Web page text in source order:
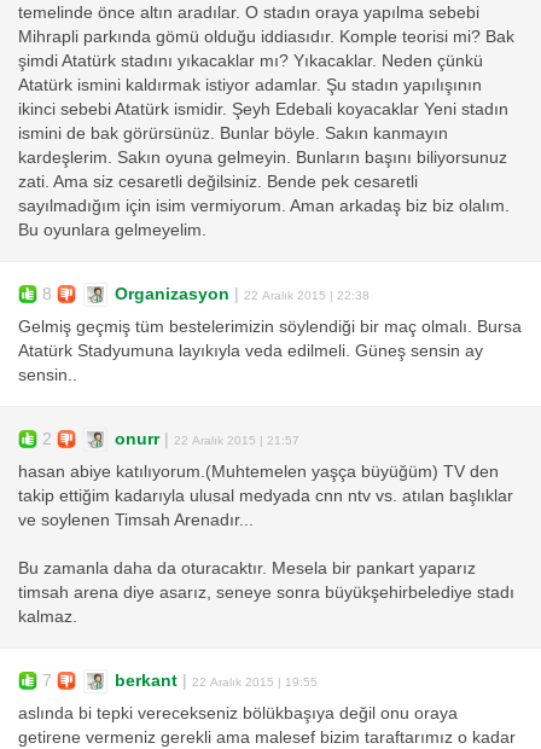
temelinde önce altın aradılar. O stadın oraya yapılma sebebi
Mihrapli parkında gömü olduğu iddiasıdır. Komple teorisi mi? Bak
şimdi Atatürk stadını yıkacaklar mı? Yıkacaklar. Neden çünkü
Atatürk ismini kaldırmak istiyor adamlar. Şu stadın yapılışının
ikinci sebebi Atatürk ismidir. Şeyh Edebali koyacaklar Yeni stadın
ismini de bak görürsünüz. Bunlar böyle. Sakın kanmayın
kardeşlerim. Sakın oyuna gelmeyin. Bunların başını biliyorsunuz
zati. Ama siz cesaretli değilsiniz. Bende pek cesaretli
sayılmadığım için isim vermiyorum. Aman arkadaş biz biz olalım.
Bu oyunlara gelmeyelim.
8 Organizasyon 22 Aralık 2015 | 22:38
Gelmiş geçmiş tüm bestelerimizin söylendiği bir maç olmalı. Bursa
Atatürk Stadyumuna layıkıyla veda edilmeli. Güneş sensin ay
sensin..
2 onurr| 22 Aralık 2015 | 21:57
hasan abiye katılıyorum.(Muhtemelen yaşça büyüğüm) TV den
takip ettiğim kadarıyla ulusal medyada cnn ntv vs. atılan başlıklar
ve soylenen Timsah Arenadır...
Bu zamanla daha da oturacaktır. Mesela bir pankart yaparız
timsah arena diye asarız, seneye sonra büyükşehirbelediye stadı
kalmaz.
7 berkant 22 Aralık 2015 | 19:55
aslında bi tepki verecekseniz bölükbaşıya değil onu oraya
getirene vermeniz gerekli ama malesef bizim taraftarımız o kadar